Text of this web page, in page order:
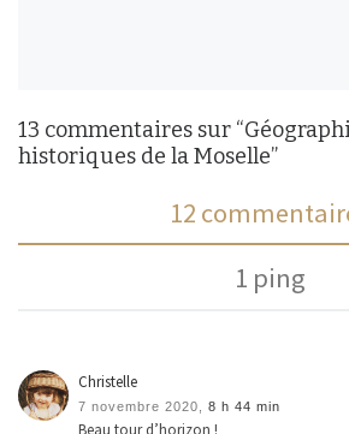
13 commentaires sur
historiques de la Moselle”
12
1 ping
Christelle
7 novembre 2020, 8 h 44 min
Beau tour d’horizon !